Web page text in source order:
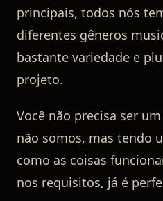
principais, todos nós
diferentes gêneros
bastante variedade e
projeto.
Você não precisa ser
não somos, mas tendo
como as coisas
nos requisitos, já é